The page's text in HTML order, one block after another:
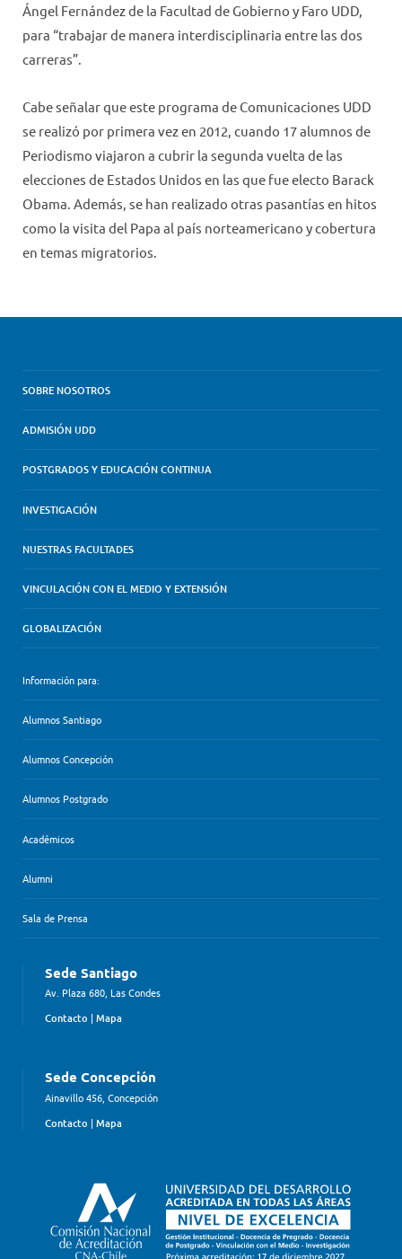
Ángel Fernández de la Facultad de Gobierno y Faro UDD,
para “trabajar de manera interdisciplinaria entre las dos
carreras”.
Cabe señalar que este programa de Comunicaciones UDD
se realizó por primera vez en 2012, cuando 17 alumnos de
Periodismo viajaron a cubrir la segunda vuelta de las
elecciones de Estados Unidos en las que fue electo Barack
Obama. Además, se han realizado otras pasantías en hitos
como la visita del Papa al país norteamericano y cobertura
en temas migratorios.
SOBRE NOSOTROS
ADMISIÓN UDD
POSTGRADOS Y EDUCACIÓN CONTINUA
INVESTIGACIÓN
NUESTRAS FACULTADES
VINCULACIÓN CON EL MEDIO Y EXTENSIÓN
GLOBALIZACIÓN
Información para:
Alumnos Santiago
Alumnos Concepción
Alumnos Postgrado
Académicos
Alumni
Sala de Prensa
Sede Santiago
Av. Plaza 680, Las Condes
Contacto | Mapa
Sede Concepción
Ainavillo 456, Concepción
Contacto | Mapa